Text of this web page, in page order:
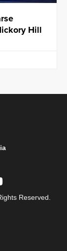
Hill
Reserved.